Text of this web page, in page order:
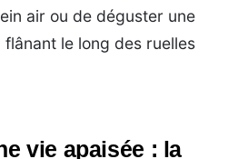
air ou de déguster une
le long des ruelles
vie apaisée : la